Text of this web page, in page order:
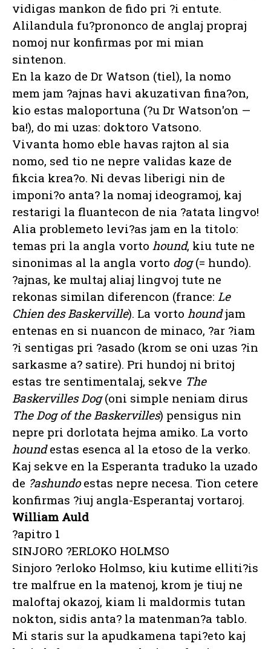
vidigas mankon de fido pri ?i entute.
Alilandula fu?prononco de anglaj propraj
nomoj nur konfirmas por mi mian
sintenon.
En la kazo de Dr Watson (tiel), la nomo
mem jam ?ajnas havi akuzativan fina?on,
kio estas maloportuna (?u Dr Watson'on —
ba!), do mi uzas: doktoro Vatsono.
Vivanta homo eble havas rajton al sia
nomo, sed tio ne nepre validas kaze de
fikcia krea?o. Ni devas liberigi nin de
imponi?o anta? la nomaj ideogramoj, kaj
restarigi la fluantecon de nia ?atata lingvo!
Alia problemeto levi?as jam en la titolo:
temas pri la angla vorto hound, kiu tute ne
sinonimas al la angla vorto dog(= hundo).
?ajnas, ke multaj aliaj lingvoj tute ne
rekonas similan diferencon (france: Le
Chien des Baskerville). La vorto houndjam
entenas en si nuancon de minaco, ?ar ?iam
?i sentigas pri ?asado (krom se oni uzas ?in
sarkasme a? satire). Pri hundoj ni britoj
estas tre sentimentalaj, sekve The
Baskervilles Dog(oni simple neniam dirus
The Dog of the Baskervilles) pensigus nin
nepre pri dorlotata hejma amiko. La vorto
houndestas esenca al la etoso de la verko.
Kaj sekve en la Esperanta traduko la uzado
de ?ashundoestas nepre necesa. Tion cetere
konfirmas ?iuj angla-Esperantaj vortaroj.
William Auld
?apitro 1
SINJORO ?ERLOKO HOLMSO
Sinjoro ?erloko Holmso, kiu kutime elliti?is
tre malfrue en la matenoj, krom je tiuj ne
maloftaj okazoj, kiam li maldormis tutan
nokton, sidis anta? la matenman?a tablo.
Mi staris sur la apudkamena tapi?eto kaj